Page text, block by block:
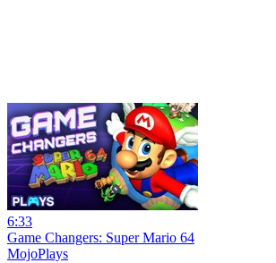
6:33
Game Changers: Super Mario 64
MojoPlays